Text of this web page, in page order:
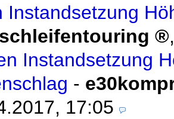
Instandsetzung
Instandsetzung
-
17:05